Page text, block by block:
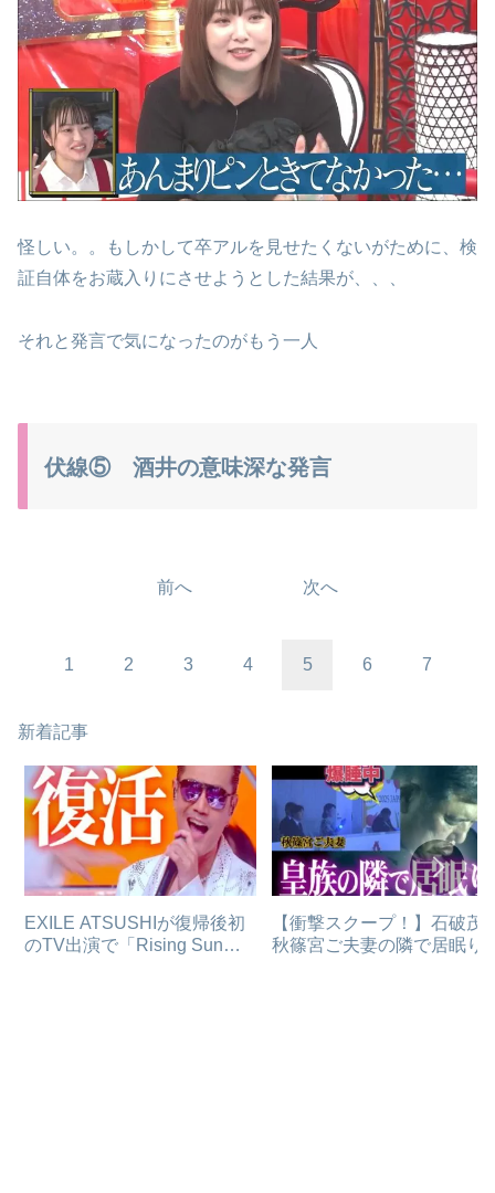
怪しい。。もしかして卒アルを見せたくないがために、検
証自体をお蔵入りにさせようとした結果が、、、
それと発言で気になったのがもう一人
伏線⑤ 酒井の意味深な発言
前へ 次へ
1 2 3 4 5 6 7
新着記事
EXILE ATSUSHIが復帰後初
のTV出演で「Rising Sun」
【衝撃スクープ！】石破茂
秋篠宮ご夫妻の隣で居眠り